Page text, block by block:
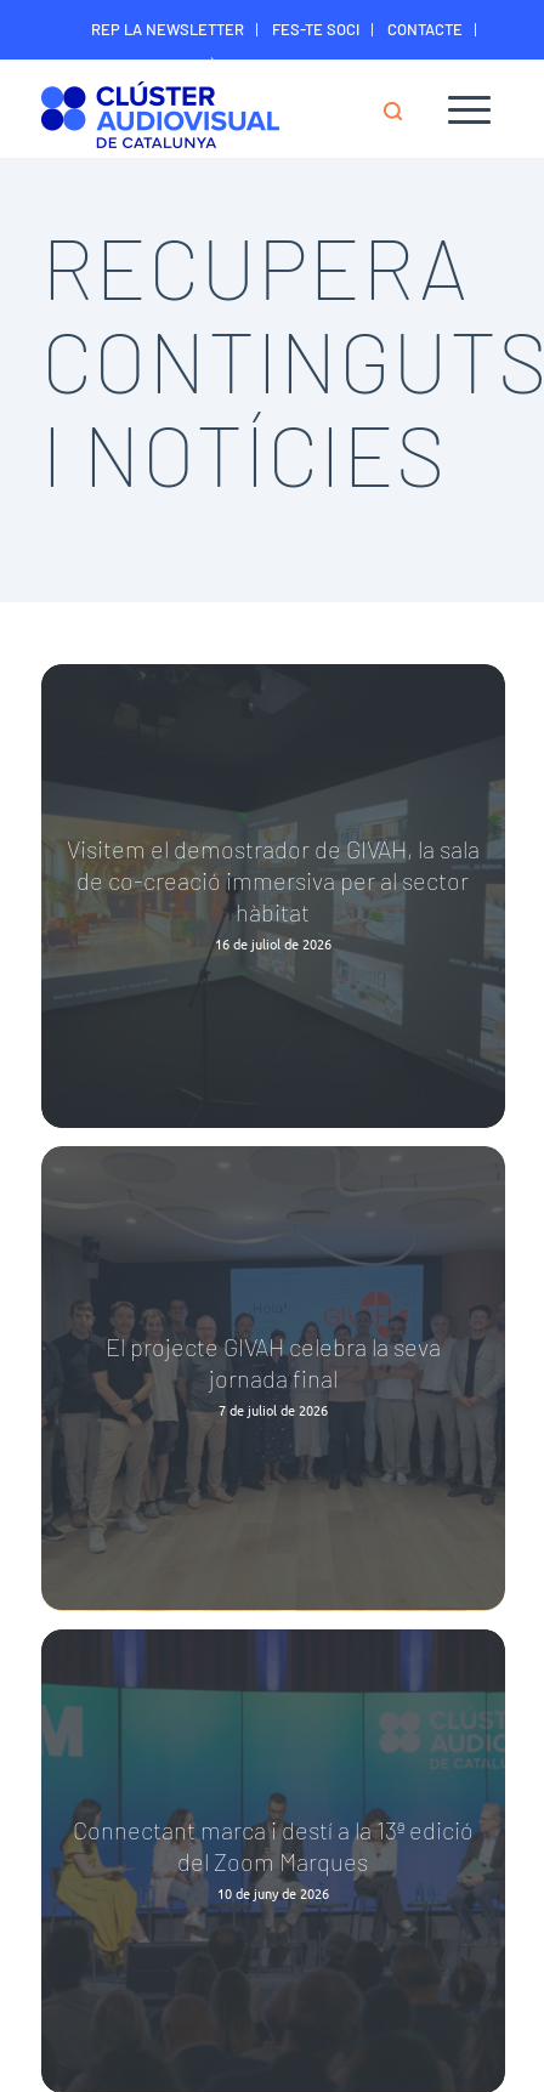
REP LA NEWSLETTER FES-TE SOCI
CONTACTE
ÀREA DIGITAL SOCIS
RECUPERA
I NOTÍCIES
Visitem el demostrador de GIVAH, la sala
de co-creació immersiva per al sector
hàbitat
16 de juliol de 2026
El projecte GIVAH celebra la seva
jornada final
7 de juliol de 2026
Connectant marca i destí a la 13ª edició
del Zoom Marques
10 de juny de 2026